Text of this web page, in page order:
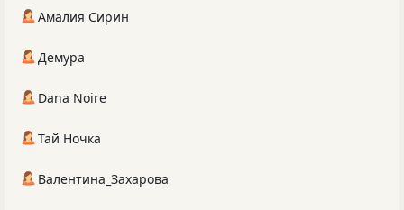
Амалия Сирин
Демура
Dana Noire
Тай Ночка
Валентина_Захарова